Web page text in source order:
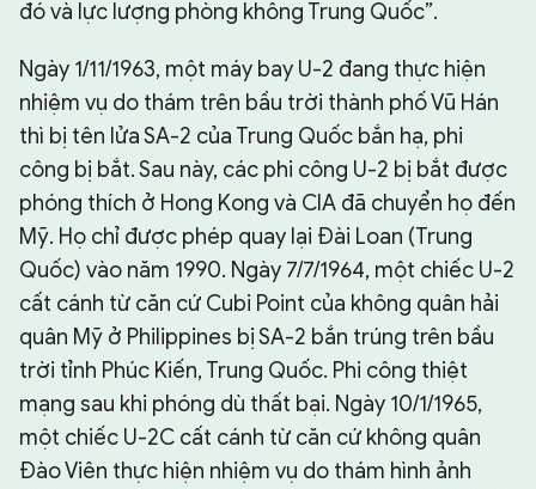
đó và lực lượng phòng không Trung Quốc”.
Ngày 1/11/1963, một máy bay U-2 đang thực hiện
nhiệm vụ do thám trên bầu trời thành phố Vũ Hán
thì bị tên lửa SA-2 của Trung Quốc bắn hạ, phi
công bị bắt. Sau này, các phi công U-2 bị bắt được
phóng thích ở Hong Kong và CIA đã chuyển họ đến
Mỹ. Họ chỉ được phép quay lại Đài Loan (Trung
Quốc) vào năm 1990. Ngày 7/7/1964, một chiếc U-2
cất cánh từ căn cứ Cubi Point của không quân hải
quân Mỹ ở Philippines bị SA-2 bắn trúng trên bầu
trời tỉnh Phúc Kiến, Trung Quốc. Phi công thiệt
mạng sau khi phóng dù thất bại. Ngày 10/1/1965,
một chiếc U-2C cất cánh từ căn cứ không quân
Đào Viên thực hiện nhiệm vụ do thám hình ảnh